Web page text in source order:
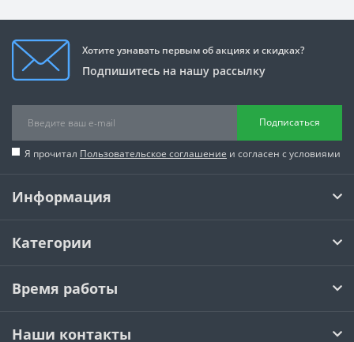
Хотите узнавать первым об акциях и скидках?
Подпишитесь на нашу рассылку
Подписаться
Я прочитал Пользовательское соглашение и согласен с условиями
Информация
Категории
Время работы
Наши контакты